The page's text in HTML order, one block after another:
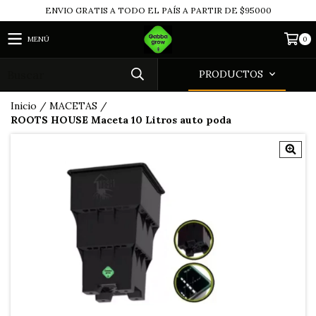
ENVIO GRATIS A TODO EL PAÍS A PARTIR DE $95000
MENÚ 0
PRODUCTOS
Inicio / MACETAS /
ROOTS HOUSE Maceta 10 Litros auto poda